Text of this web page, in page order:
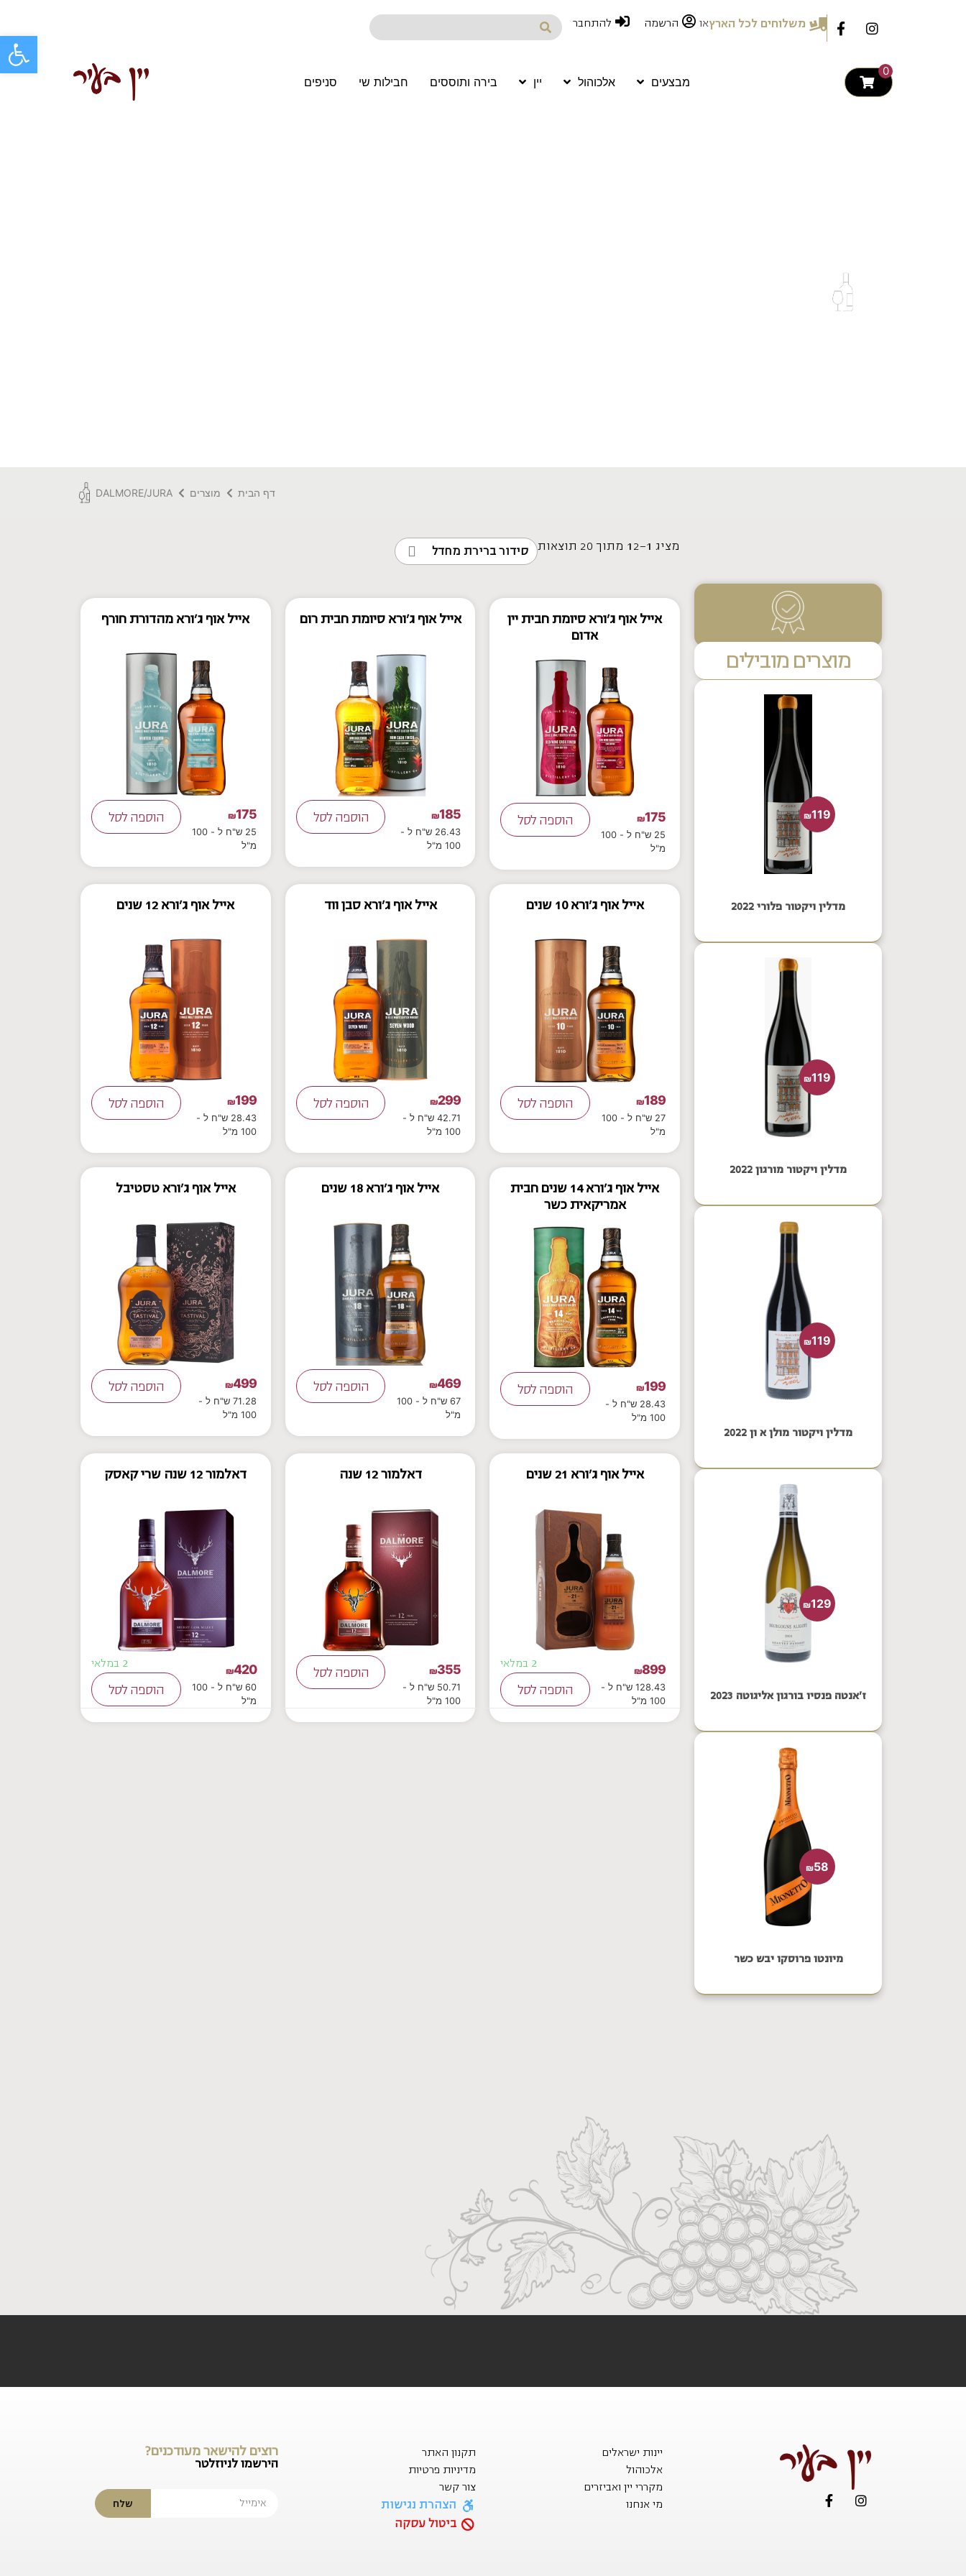
משלוחים לכל הארץאו הרשמה להתחבר
0
מבצעים אלכוהול יין בירה ותוססים חבילות שי סניפים
דף הבית מוצרים DALMORE/JURA
מוצרים מובילים
מדלין ויקטור פלורי 2022
₪119
מדלין ויקטור מורגון 2022
₪119
מדלין ויקטור מולן א ון 2022
₪119
ז'אנטה פנסיו בורגון אליגוטה 2023
₪129
מיונטו פרוסקו יבש כשר
₪58
מציג 1–12 מתוך 20 תוצאות
אייל אוף ג'ורא סיומת חבית יין
אדום
₪175
25 ש"ח ל - 100
מ"ל
הוספה לסל
אייל אוף ג'ורא סיומת חבית רום
₪185
26.43 ש"ח ל -
100 מ"ל
הוספה לסל
אייל אוף ג'ורא מהדורת חורף
₪175
25 ש"ח ל - 100
מ"ל
הוספה לסל
אייל אוף ג'ורא 10 שנים
₪189
27 ש"ח ל - 100
מ"ל
הוספה לסל
אייל אוף ג'ורא סבן ווד
₪299
42.71 ש"ח ל -
100 מ"ל
הוספה לסל
אייל אוף ג'ורא 12 שנים
₪199
28.43 ש"ח ל -
100 מ"ל
הוספה לסל
אייל אוף ג'ורא 14 שנים חבית
אמריקאית כשר
₪199
28.43 ש"ח ל -
100 מ"ל
הוספה לסל
אייל אוף ג'ורא 18 שנים
₪469
67 ש"ח ל - 100
מ"ל
הוספה לסל
אייל אוף ג'ורא טסטיבל
₪499
71.28 ש"ח ל -
100 מ"ל
הוספה לסל
אייל אוף ג'ורא 21 שנים
₪899
128.43 ש"ח ל -
100 מ"ל
2 במלאי
הוספה לסל
דאלמור 12 שנה
₪355
50.71 ש"ח ל -
100 מ"ל
הוספה לסל
דאלמור 12 שנה שרי קאסק
₪420
60 ש"ח ל - 100
מ"ל
2 במלאי
הוספה לסל
יינות ישראלים
אלכוהול
מקררי יין ואביזרים
מי אנחנו
תקנון האתר
מדיניות פרטיות
צור קשר
הצהרת נגישות
ביטול עסקה
רוצים להישאר מעודכנים?
הירשמו לניוזלטר
שלח
פתח